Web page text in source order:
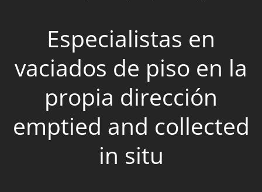
Especialistas en
vaciados de piso en la
propia dirección
emptied and collected
in situ